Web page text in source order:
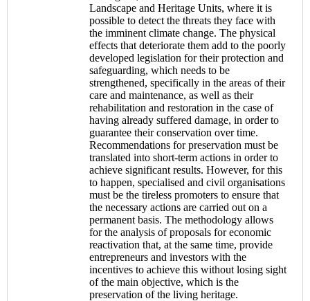
Landscape and Heritage Units, where it is
possible to detect the threats they face with
the imminent climate change. The physical
effects that deteriorate them add to the poorly
developed legislation for their protection and
safeguarding, which needs to be
strengthened, specifically in the areas of their
care and maintenance, as well as their
rehabilitation and restoration in the case of
having already suffered damage, in order to
guarantee their conservation over time.
Recommendations for preservation must be
translated into short-term actions in order to
achieve significant results. However, for this
to happen, specialised and civil organisations
must be the tireless promoters to ensure that
the necessary actions are carried out on a
permanent basis. The methodology allows
for the analysis of proposals for economic
reactivation that, at the same time, provide
entrepreneurs and investors with the
incentives to achieve this without losing sight
of the main objective, which is the
preservation of the living heritage.